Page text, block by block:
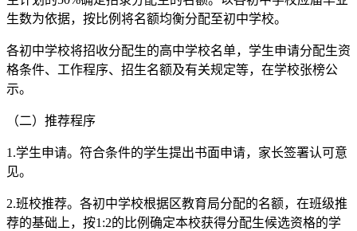
生数为依据，按比例将名额均衡分配至初中学校。
各初中学校将招收分配生的高中学校名单，学生申请分配生资
格条件、工作程序、招生名额及有关规定等，在学校张榜公
示。
（二）推荐程序
1.学生申请。符合条件的学生提出书面申请，家长签署认可意
见。
2.班校推荐。各初中学校根据区教育局分配的名额，在班级推
荐的基础上，按1:2的比例确定本校获得分配生候选资格的学